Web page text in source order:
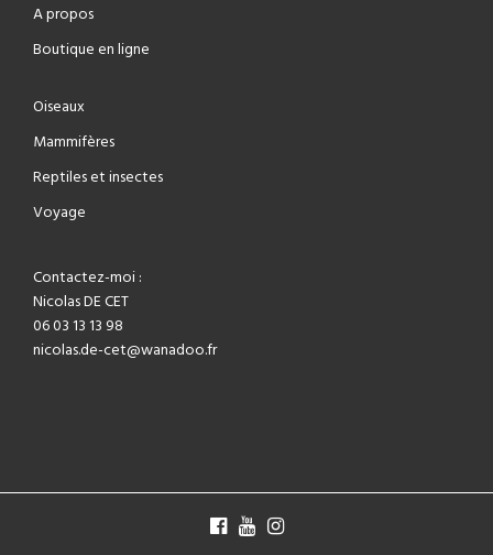
A propos
Boutique en ligne
Oiseaux
Mammifères
Reptiles et insectes
Voyage
Contactez-moi :
Nicolas DE CET
06 03 13 13 98
nicolas.de-cet@wanadoo.fr